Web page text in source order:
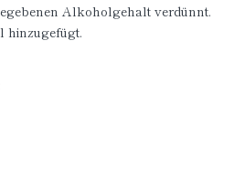
Alkoholgehalt verdünnt.
hinzugefügt.